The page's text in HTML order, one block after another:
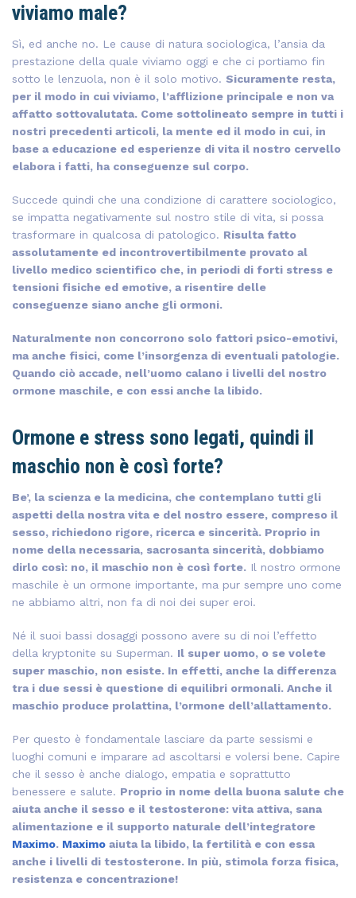
viviamo male?
Sì, ed anche no. Le cause di natura sociologica, l’ansia da
prestazione della quale viviamo oggi e che ci portiamo fin
sotto le lenzuola, non è il solo motivo. Sicuramente resta,
per il modo in cui viviamo, l’afflizione principale e non va
affatto sottovalutata. Come sottolineato sempre in tutti i
nostri precedenti articoli, la mente ed il modo in cui, in
base a educazione ed esperienze di vita il nostro cervello
elabora i fatti, ha conseguenze sul corpo.
Succede quindi che una condizione di carattere sociologico,
se impatta negativamente sul nostro stile di vita, si possa
trasformare in qualcosa di patologico. Risulta fatto
assolutamente ed incontrovertibilmente provato al
livello medico scientifico che, in periodi di forti stress e
tensioni fisiche ed emotive, a risentire delle
conseguenze siano anche gli ormoni.
Naturalmente non concorrono solo fattori psico-emotivi,
ma anche fisici, come l’insorgenza di eventuali patologie.
Quando ciò accade, nell’uomo calano i livelli del nostro
ormone maschile, e con essi anche la libido.
Ormone e stress sono legati, quindi il
maschio non è così forte?
Be’, la scienza e la medicina, che contemplano tutti gli
aspetti della nostra vita e del nostro essere, compreso il
sesso, richiedono rigore, ricerca e sincerità. Proprio in
nome della necessaria, sacrosanta sincerità, dobbiamo
dirlo così: no, il maschio non è così forte. Il nostro ormone
maschile è un ormone importante, ma pur sempre uno come
ne abbiamo altri, non fa di noi dei super eroi.
Né il suoi bassi dosaggi possono avere su di noi l’effetto
della kryptonite su Superman. Il super uomo, o se volete
super maschio, non esiste. In effetti, anche la differenza
tra i due sessi è questione di equilibri ormonali. Anche il
maschio produce prolattina, l’ormone dell’allattamento.
Per questo è fondamentale lasciare da parte sessismi e
luoghi comuni e imparare ad ascoltarsi e volersi bene. Capire
che il sesso è anche dialogo, empatia e soprattutto
benessere e salute. Proprio in nome della buona salute che
aiuta anche il sesso e il testosterone: vita attiva, sana
alimentazione e il supporto naturale dell’integratore
Maximo. Maximo aiuta la libido, la fertilità e con essa
anche i livelli di testosterone. In più, stimola forza fisica,
resistenza e concentrazione!